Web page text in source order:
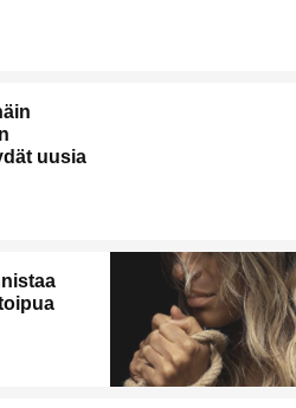
uusia